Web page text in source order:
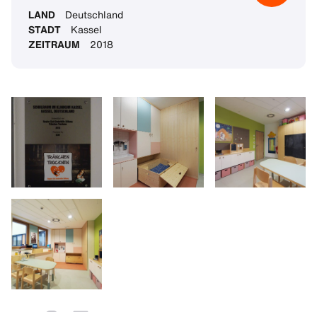
LAND Deutschland
STADT Kassel
ZEITRAUM 2018